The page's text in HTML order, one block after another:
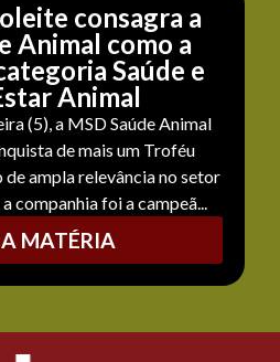
consagra a
Animal como a
Saúde e
Animal
(5), a MSD Saúde Animal
de mais um Troféu
ampla relevância no setor
companhia foi a campeã...
MATÉRIA